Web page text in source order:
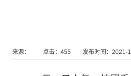
来源： 点击： 455 发布时间：2021-